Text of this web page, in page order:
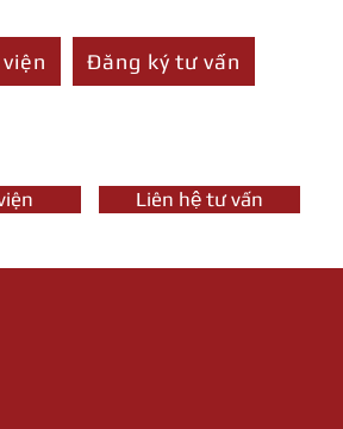
Đăng ký tư vấn
Liên hệ tư vấn